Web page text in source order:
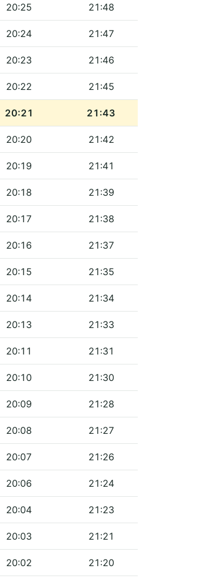
20:25 21:48
20:24 21:47
20:23 21:46
20:22 21:45
20:21 21:43
20:20 21:42
20:19 21:41
20:18 21:39
20:17 21:38
20:16 21:37
20:15 21:35
20:14 21:34
20:13 21:33
20:11 21:31
20:10 21:30
20:09 21:28
20:08 21:27
20:07 21:26
20:06 21:24
20:04 21:23
20:03 21:21
20:02 21:20